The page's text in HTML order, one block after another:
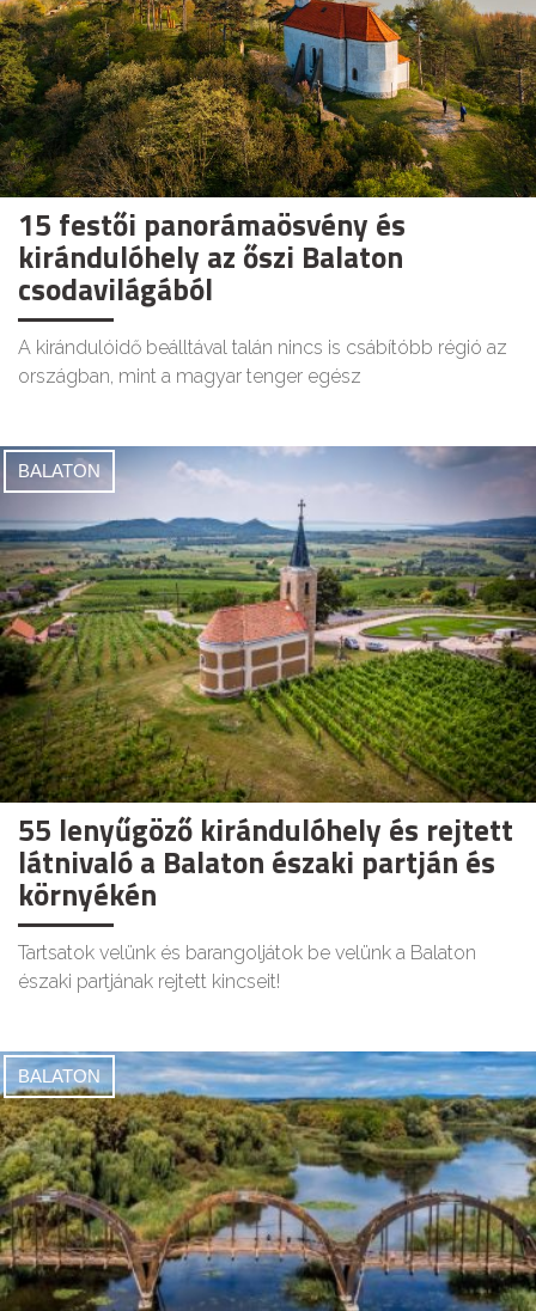
15 festői panorámaösvény és
kirándulóhely az őszi Balaton
csodavilágából
A kirándulóidő beálltával talán nincs is csábítóbb régió az
országban, mint a magyar tenger egész
BALATON
55 lenyűgöző kirándulóhely és rejtett
látnivaló a Balaton északi partján és
környékén
Tartsatok velünk és barangoljátok be velünk a Balaton
északi partjának rejtett kincseit!
BALATON